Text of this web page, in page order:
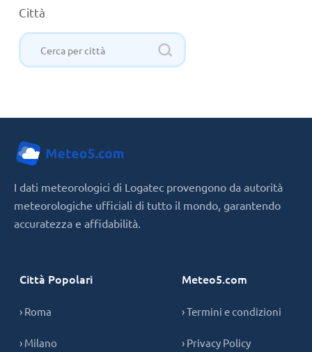
Città
I dati meteorologici di Logatec provengono da autorità
meteorologiche ufficiali di tutto il mondo, garantendo
accuratezza e affidabilità.
Città Popolari
› Roma
› Milano
Meteo5.com
› Termini e condizioni
› Privacy Policy